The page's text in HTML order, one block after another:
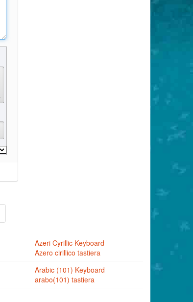
Azeri Cyrillic Keyboard
Azero cirillico tastiera
Arabic (101) Keyboard
arabo(101) tastiera